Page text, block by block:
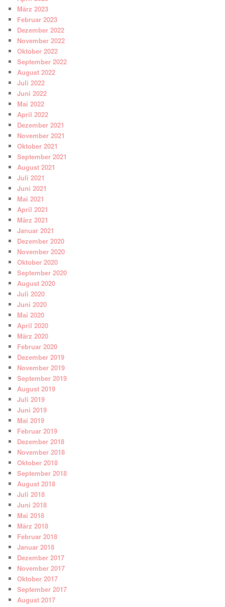
März 2023
Februar 2023
Dezember 2022
November 2022
Oktober 2022
September 2022
August 2022
Juli 2022
Juni 2022
Mai 2022
April 2022
Dezember 2021
November 2021
Oktober 2021
September 2021
August 2021
Juli 2021
Juni 2021
Mai 2021
April 2021
März 2021
Januar 2021
Dezember 2020
November 2020
Oktober 2020
September 2020
August 2020
Juli 2020
Juni 2020
Mai 2020
April 2020
März 2020
Februar 2020
Dezember 2019
November 2019
September 2019
August 2019
Juli 2019
Juni 2019
Mai 2019
Februar 2019
Dezember 2018
November 2018
Oktober 2018
September 2018
August 2018
Juli 2018
Juni 2018
Mai 2018
März 2018
Februar 2018
Januar 2018
Dezember 2017
November 2017
Oktober 2017
September 2017
August 2017